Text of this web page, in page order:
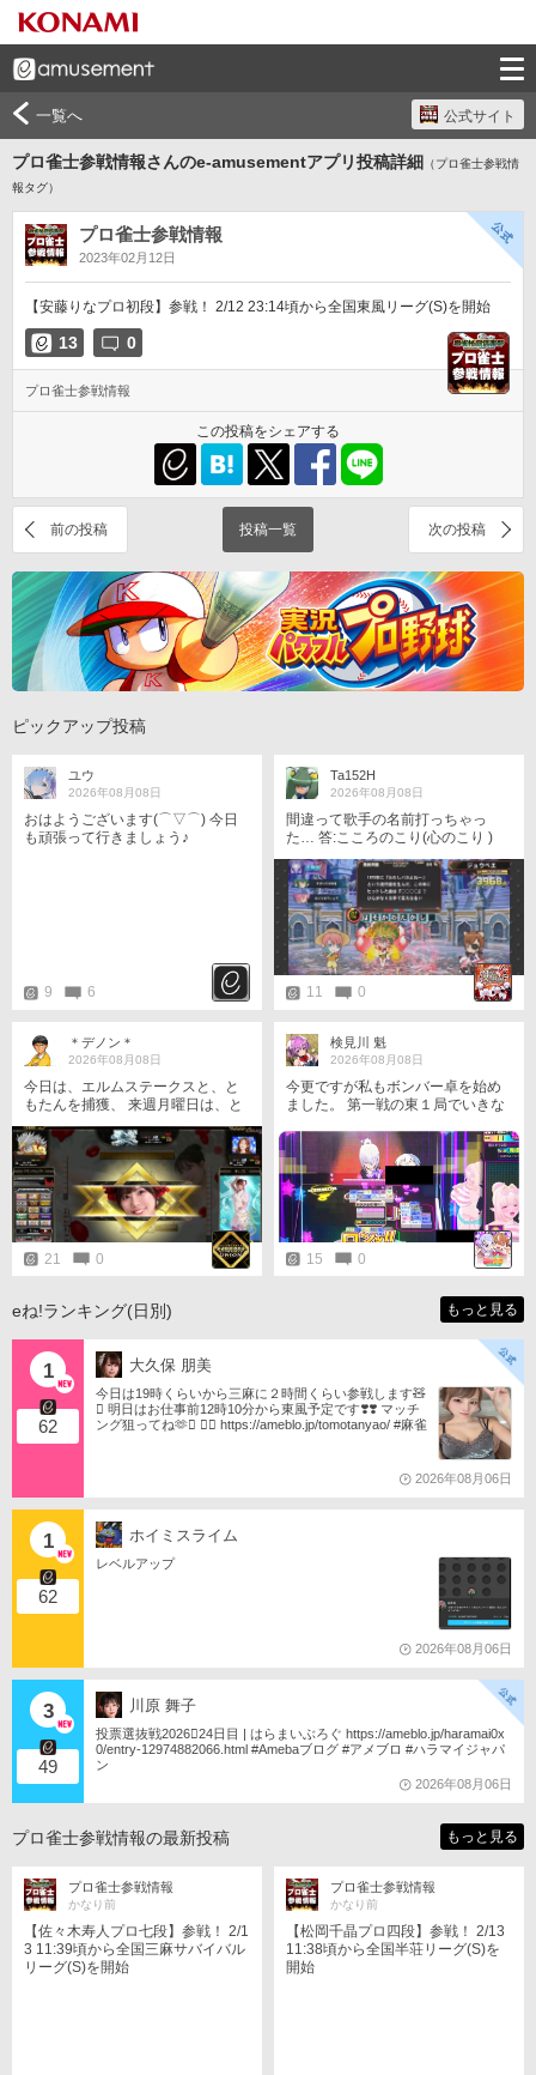
一覧へ 公式サイト
プロ雀士参戦情報さんのe-amusementアプリ投稿詳細 （プロ雀士参戦情
報タグ）
プロ雀士参戦情報
2023年02月12日
【安藤りなプロ初段】参戦！ 2/12 23:14頃から全国東風リーグ(S)を開始
13 0
プロ雀士参戦情報
この投稿をシェアする
前の投稿 投稿一覧 次の投稿
ピックアップ投稿
ユウ
2026年08月08日
おはようございます(⌒▽⌒) 今日
も頑張って行きましょう♪
9 6
Ta152H
2026年08月08日
間違って歌手の名前打っちゃっ
た… 答:こころのこり(心のこり )
11 0
＊デノン＊
2026年08月08日
今日は、エルムステークスと、と
もたんを捕獲、 来週月曜日は、と
21 0
検見川 魁
2026年08月08日
今更ですが私もボンバー卓を始め
ました。 第一戦の東１局でいきな
勝出来ました、この時は配牌で風
牌が三つくらい対子だったのでタ
グ違いになりますがMFCで杉浦勘
介プロから頂いたコメントを参考
に今度は積極的に小四喜,大四喜狙
いに行って上手くいきました。 と
は言えこれは０時を過ぎた回だっ
たので参考記録＆ノーポイントだ
15 0
eね!ランキング(日別) もっと見る
1
62
大久保 朋美
今日は19時くらいから三麻に２時間くらい参戦します🧸
󾬏 明日はお仕事前12時10分から東風予定です❣️❣️ マッチ
ング狙ってね🫶󾬍 󾕆⇨ https://ameblo.jp/tomotanyao/ #麻雀
2026年08月06日
1
62
ホイミスライム
レベルアップ
2026年08月06日
3
49
川原 舞子
投票選抜戦2026󾇟24日目 | はらまいぶろぐ https://ameblo.jp/haramai0x
0/entry-12974882066.html #Amebaブログ #アメブロ #ハラマイジャパ
ン
2026年08月06日
プロ雀士参戦情報の最新投稿 もっと見る
プロ雀士参戦情報
かなり前
【佐々木寿人プロ七段】参戦！ 2/1
3 11:39頃から全国三麻サバイバル
リーグ(S)を開始
プロ雀士参戦情報
かなり前
【松岡千晶プロ四段】参戦！ 2/13
11:38頃から全国半荘リーグ(S)を
開始